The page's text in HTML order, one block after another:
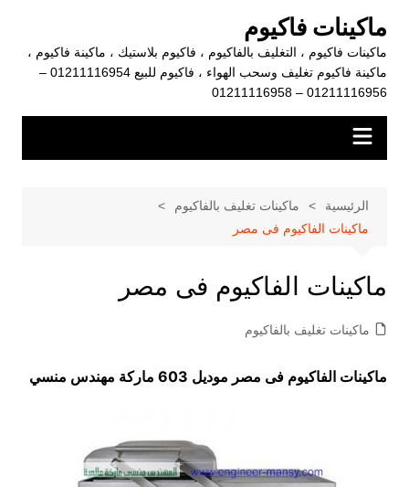
المحتوى
ماكينات فاكيوم
ماكينات فاكيوم ، التغليف بالفاكيوم ، فاكيوم بلاستيك ، ماكينة فاكيوم ،
ماكينة فاكيوم تغليف وسحب الهواء ، فاكيوم للبيع 01211116954 –
01211116956 – 01211116958
الرئيسية
ماكينات تغليف بالفاكيوم
ماكينات الفاكيوم فى مصر
ماكينات الفاكيوم فى مصر
ماكينات تغليف بالفاكيوم
ماكينات الفاكيوم فى مصر موديل 603 ماركة مهندس منسي